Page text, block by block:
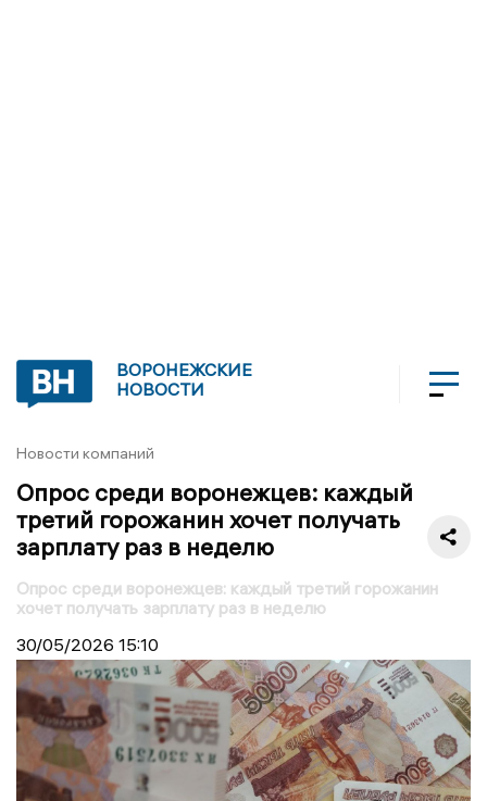
ВОРОНЕЖСКИЕ
НОВОСТИ
Новости компаний
Опрос среди воронежцев: каждый
третий горожанин хочет получать
зарплату раз в неделю
Опрос среди воронежцев: каждый третий горожанин
хочет получать зарплату раз в неделю
30/05/2026 15:10